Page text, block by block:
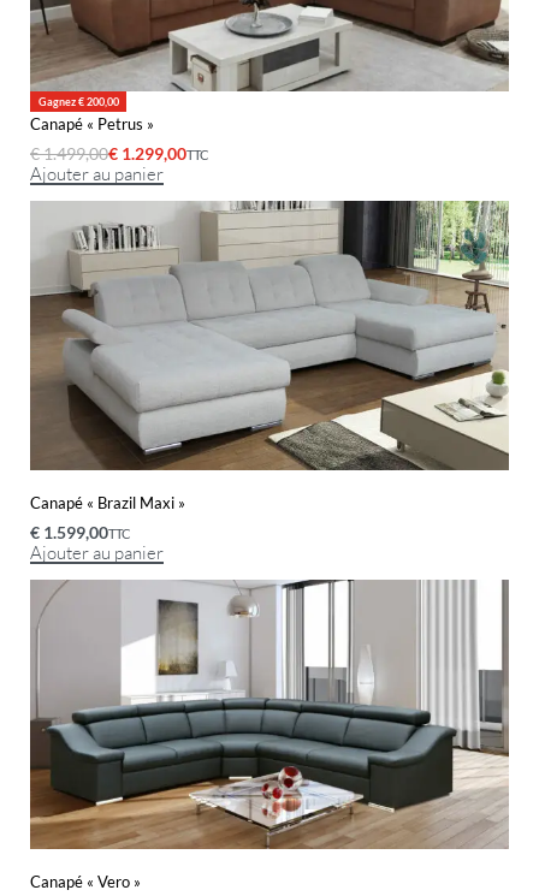
Gagnez € 200,00
Canapé « Petrus »
€1.499,00€ 1.299,00TTC
Ajouter au panier
Canapé « Brazil Maxi »
€ 1.599,00TTC
Ajouter au panier
Canapé « Vero »